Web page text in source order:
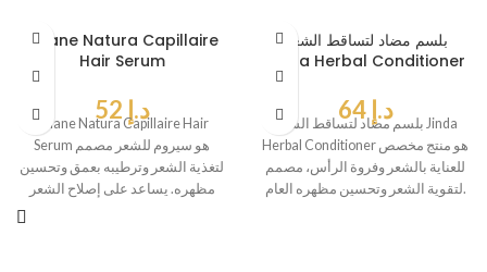
Lolane Natura Capillaire
Hair Serum
د.إ
Lolane Natura Capillaire Hair
Serum هو سيروم للشعر مصمم
لتغذية الشعر وترطيبه بعمق وتحسين
مظهره. يساعد على إصلاح الشعر
بلسم مضاد لتساقط الشعر
Jinda Herbal Conditioner
د.إ 64
بلسم مضاد لتساقط الشعر Jinda
Herbal Conditioner هو منتج مخصص
للعناية بالشعر وفروة الرأس، مصمم
لتقوية الشعر وتحسين مظهره العام.